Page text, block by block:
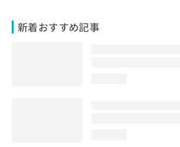
新着おすすめ記事
問
い